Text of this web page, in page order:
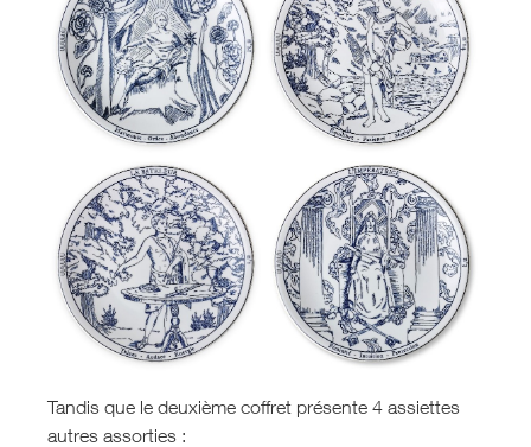
Tandis que le deuxième coffret présente 4 assiettes
autres assorties :